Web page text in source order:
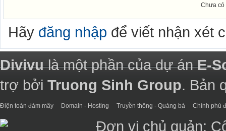
Chưa có
Hãy đăng nhập để viết nhận xét
Divivulà một phần của dự ánE-
trợ bởi Truong Sinh Group. Bản
Điện toán đám mây Domain - Hosting Truyền thông - Quảng bá Chính phủ
Đơn vị chủ quản: